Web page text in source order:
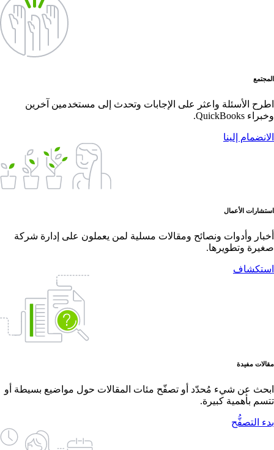
المجتمع
اطرح الأسئلة واعثر على الإجابات وتحدث إلى مستخدمين آخرين
وخبراء QuickBooks.
الانضمام إلينا
استشارات الأعمال
أخبار وأدوات ونصائح ومقالات مسلية لمن يعملون على إدارة شركة
صغيرة وتطويرها.
استكشاف
مقالات مفيدة
ابحث عن شيء مُحدّد أو تصفّح مئات المقالات حول مواضيع بسيطة أو
تتسم بأهمية كبيرة.
بدء التصفُّح